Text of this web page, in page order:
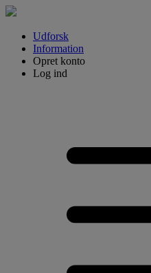
Udforsk
Information
Opret konto
Log ind